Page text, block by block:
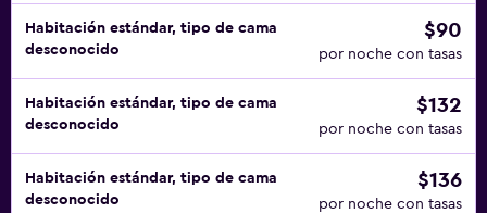
Habitación estándar, tipo de cama
desconocido
$90
por noche con tasas
Habitación estándar, tipo de cama
desconocido
$132
por noche con tasas
Habitación estándar, tipo de cama
desconocido
$136
por noche con tasas